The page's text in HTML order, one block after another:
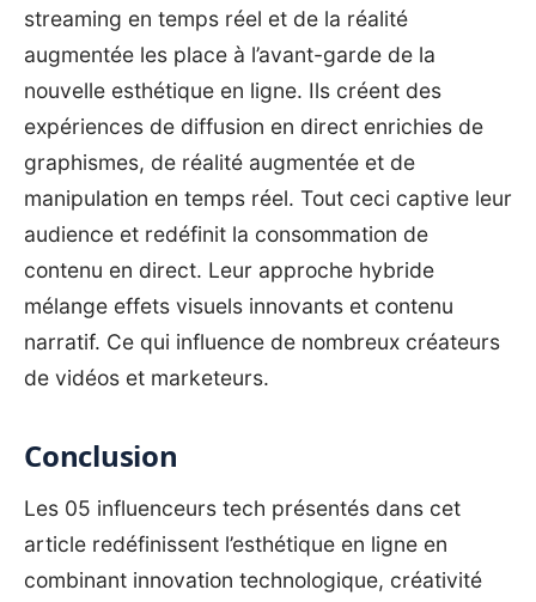
streaming en temps réel et de la réalité
augmentée les place à l’avant-garde de la
nouvelle esthétique en ligne. Ils créent des
expériences de diffusion en direct enrichies de
graphismes, de réalité augmentée et de
manipulation en temps réel. Tout ceci captive leur
audience et redéfinit la consommation de
contenu en direct. Leur approche hybride
mélange effets visuels innovants et contenu
narratif. Ce qui influence de nombreux créateurs
de vidéos et marketeurs.
Conclusion
Les 05 influenceurs tech présentés dans cet
article redéfinissent l’esthétique en ligne en
combinant innovation technologique, créativité